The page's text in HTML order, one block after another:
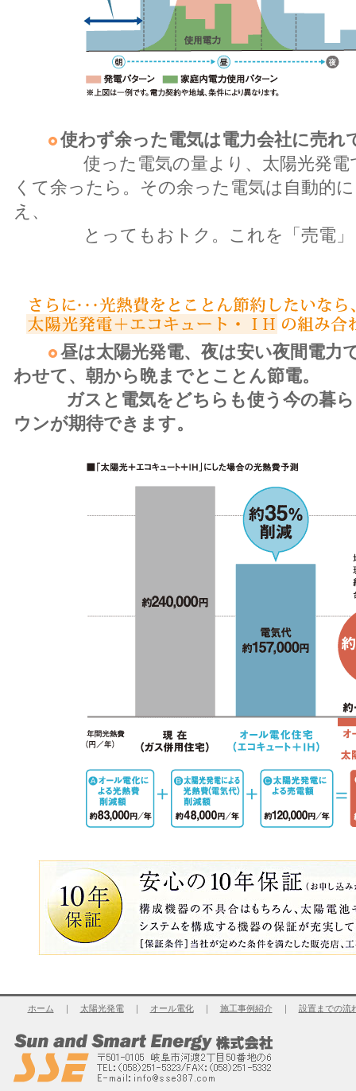
使わず余った電気は電力会社に売れ
使った電気の量より、太陽光発電で
くて余ったら。その余った電気は自動的
え、
とってもおトク。これを「売電」
昼は太陽光発電、夜は安い夜間電力
わせて、朝から晩までとことん節電。
ガスと電気をどちらも使う今の暮ら
ウンが期待できます。
ホーム ｜ 太陽光発電｜ オール電化｜ 施工事例紹介｜ 設置までの流